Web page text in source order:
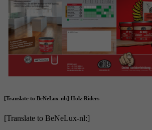
[Translate to BeNeLux-nl:] Holz Riders
[Translate to BeNeLux-nl:]